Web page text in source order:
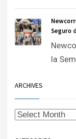
Seguro
la
ARCHIVES